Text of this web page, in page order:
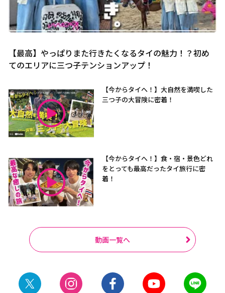
【最高】やっぱりまた行きたくなるタイの魅力！？初め
てのエリアに三つ子テンションアップ！
【今からタイへ！】大自然を満喫した
三つ子の大冒険に密着！
【今からタイへ！】食・宿・景色どれ
をとっても最高だったタイ旅行に密
着！
動画一覧へ